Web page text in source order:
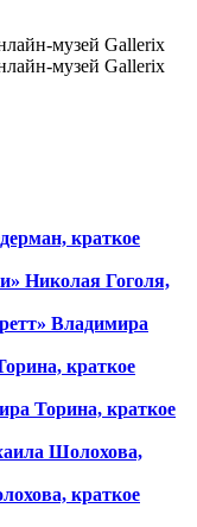
краткое
Николая Гоголя,
Владимира
краткое
Торина, краткое
Шолохова,
краткое